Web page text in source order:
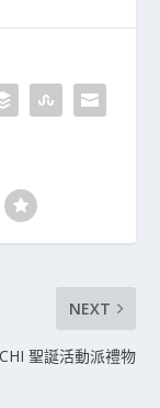
NEXT
聖誕活動派禮物